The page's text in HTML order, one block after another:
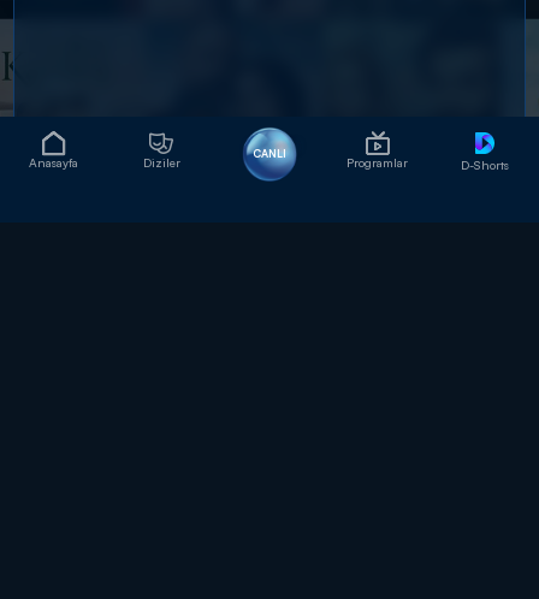
Anasayfa Diziler
CANLI
Programlar D-Shorts